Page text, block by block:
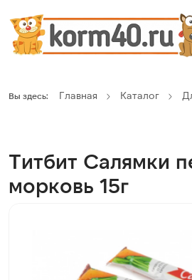
Вы здесь: Главная Каталог
Титбит Салямки
морковь 15г